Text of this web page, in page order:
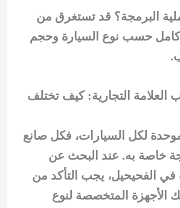
البرمجة؟ قد تستغرق من
حسب نوع السيارة وحجم
التجارية: كيف تختلف
لكل السيارات، فكل صانع
خاصة به. عند البحث عن
الفحيحيل، يجب التأكد من
الأجهزة المتخصصة لنوع